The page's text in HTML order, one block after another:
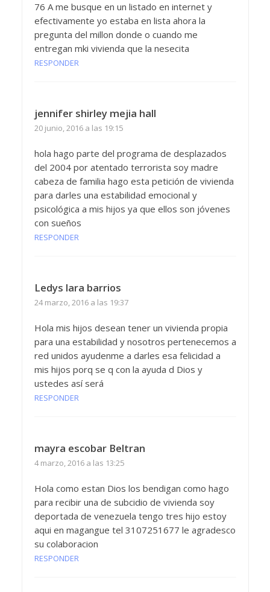
76 A me busque en un listado en internet y
efectivamente yo estaba en lista ahora la
pregunta del millon donde o cuando me
entregan mki vivienda que la nesecita
RESPONDER
jennifer shirley mejia hall
20 junio, 2016 a las 19:15
hola hago parte del programa de desplazados
del 2004 por atentado terrorista soy madre
cabeza de familia hago esta petición de vivienda
para darles una estabilidad emocional y
psicológica a mis hijos ya que ellos son jóvenes
con sueños
RESPONDER
Ledys lara barrios
24 marzo, 2016 a las 19:37
Hola mis hijos desean tener un vivienda propia
para una estabilidad y nosotros pertenecemos a
red unidos ayudenme a darles esa felicidad a
mis hijos porq se q con la ayuda d Dios y
ustedes así será
RESPONDER
mayra escobar Beltran
4 marzo, 2016 a las 13:25
Hola como estan Dios los bendigan como hago
para recibir una de subcidio de vivienda soy
deportada de venezuela tengo tres hijo estoy
aqui en magangue tel 3107251677 le agradesco
su colaboracion
RESPONDER